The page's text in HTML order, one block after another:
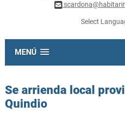
Select
MENÚ
Se arrienda local
Quindio